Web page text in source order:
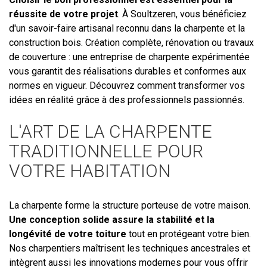
réussite de votre projet. À Soultzeren, vous bénéficiez
d'un savoir-faire artisanal reconnu dans la charpente et la
construction bois. Création complète, rénovation ou travaux
de couverture : une entreprise de charpente expérimentée
vous garantit des réalisations durables et conformes aux
normes en vigueur. Découvrez comment transformer vos
idées en réalité grâce à des professionnels passionnés.
L'ART DE LA CHARPENTE
TRADITIONNELLE POUR
VOTRE HABITATION
La charpente forme la structure porteuse de votre maison.
Une conception solide assure la stabilité et la
longévité de votre toiture tout en protégeant votre bien.
Nos charpentiers maîtrisent les techniques ancestrales et
intègrent aussi les innovations modernes pour vous offrir